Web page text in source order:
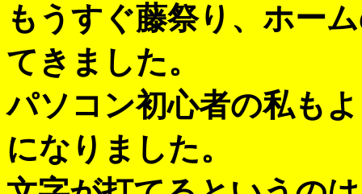
もうすぐ藤祭り、ホー
てきました。
パソコン初心者の私も
になりました。